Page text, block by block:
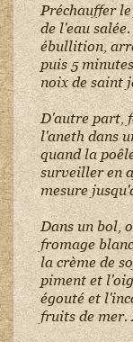
Préchauffer
de l'eau
ébullition,
puis 5
noix de saint
D'autre part,
l'aneth dans
quand la
surveiller en
mesure
Dans un bol,
fromage
la crème de
piment et
égouté et
fruits de mer.